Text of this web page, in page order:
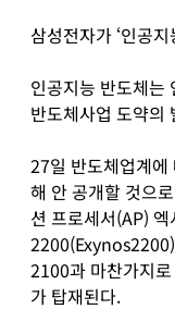
삼성전자가 ‘인공
인공지능 반도체는
반도체사업 도약의
27일 반도체업계에
해 안 공개할 것으
션 프로세서(AP) 엑
2100과 마찬가지
가 탑재된다.